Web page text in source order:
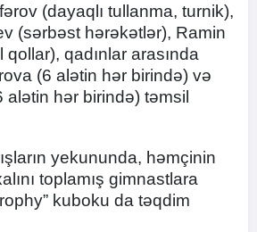
(dayaqlı tullanma, turnik),
(sərbəst hərəkətlər), Ramin
qadınlar arasında
(6 alətin hər birində) və
hər birində) təmsil
yekununda, həmçinin
toplamış gimnastlara
kuboku da təqdim